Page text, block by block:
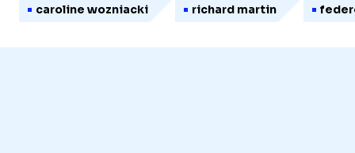
caroline wozniacki
richard martin